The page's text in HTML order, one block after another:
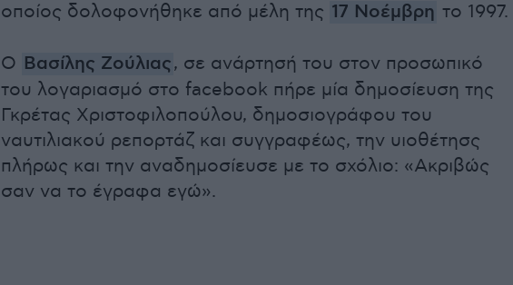
οποίος δολοφονήθηκε από μέλη της 17 Νοέμβρη το 1997.
Ο Βασίλης Ζούλιας, σε ανάρτησή του στον προσωπικό
του λογαριασμό στο facebook πήρε μία δημοσίευση της
Γκρέτας Χριστοφιλοπούλου, δημοσιογράφου του
ναυτιλιακού ρεπορτάζ και συγγραφέως, την υιοθέτησς
πλήρως και την αναδημοσίευσε με το σχόλιο: «Ακριβώς
σαν να το έγραφα εγώ».